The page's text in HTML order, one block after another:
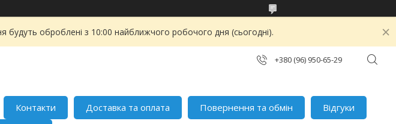
будуть оброблені з 10:00 найближчого робочого дня (сьогодні).
+380 (96) 950-65-29
Контакти Доставка та оплата Повернення та обмін
Відгуки